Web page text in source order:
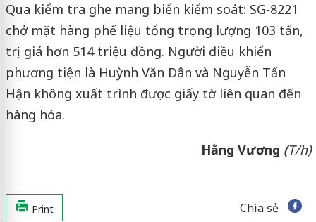
Qua kiểm tra ghe mang biển kiểm soát: SG-8221
chở mặt hàng phế liệu tổng trọng lượng 103 tấn,
trị giá hơn 514 triệu đồng. Người điều khiển
phương tiện là Huỳnh Văn Dân và Nguyễn Tấn
Hận không xuất trình được giấy tờ liên quan đến
hàng hóa.
Hằng Vương (T/h)
Print Chia sẻ